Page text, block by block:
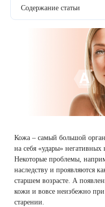
Содержание статьи
применяют
ретиноиды
3.
Побочные
эффекты
ретиноидов
Кожа – самый большой
на себя «удары»
Некоторые проблемы,
наследству и проявляются
старшем возрасте. А
кожи и вовсе неизбежно
старении.
Удаление растяжек
Лазерная наноперфорация
Лазерная QOOL-эпиляция
Лазерное омоложение рук
Удаление татуировок
Удаление татуажа
Плазмотерапия
Нитевой лифтинг
Контурная пластика лица
Дермотония на аппарате
(Скинтоник)
Микротоки и
Миостимуляция лица
УВТ терапия на аппарате
Ультразвуковая чистка лица
RSL-скульптурирование
Вакуумно-роликовый
Beautyliner (Бьютилайнер)
ДНК-тестирование
Интегративная
Маникюр и педикюр
Косметология для мужчин
Купить космецевтику VIF
Избавиться от растяжек
Изменить овал лица
Избавиться от морщин
Убрать морщины на шее
Увеличить губы
Конгресс ECALM